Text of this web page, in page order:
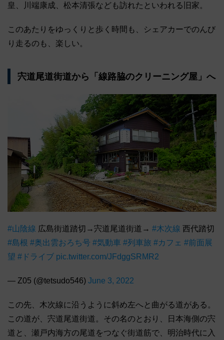
皇、川端康成、松本清張なども訪れたといわれる旧家。
このあたりをゆっくりと歩く時間も、シェアカーでのんび
り走るのも、楽しい。
宍道尾道街道から「線路脇のクリーニング屋」へ
#山陰線 広島街道踏切→宍道尾道街道→ #木次線 西代踏切
#島根 #奥出雲おろち号 #気動車 #列車旅 #カフェ #前面展
望 #ドライブ pic.twitter.com/JFdggSRMR2
— Z05 (@tetsudo546) June 3, 2022
この先、木次線に沿うように斜め左へと曲がる道がある。
この道が、宍道尾道街道。その名のとおり、日本海側の宍
道と、瀬戸内海方の尾道をつなぐ街道筋で、明治時代に入